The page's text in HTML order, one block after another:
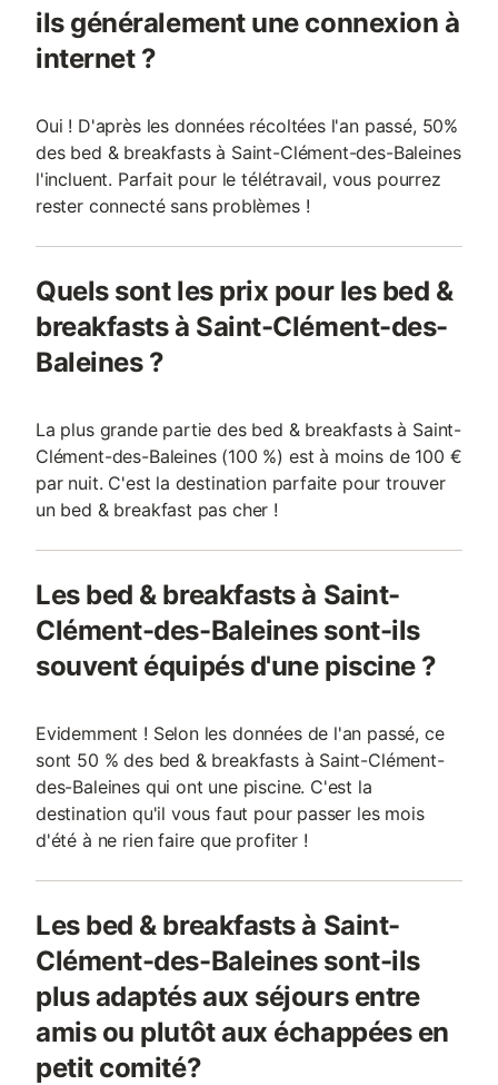
ils généralement une connexion à
internet ?
Oui ! D'après les données récoltées l'an passé, 50%
des bed & breakfasts à Saint-Clément-des-Baleines
l'incluent. Parfait pour le télétravail, vous pourrez
rester connecté sans problèmes !
Quels sont les prix pour les bed &
breakfasts à Saint-Clément-des-
Baleines ?
La plus grande partie des bed & breakfasts à Saint-
Clément-des-Baleines (100 %) est à moins de 100 €
par nuit. C'est la destination parfaite pour trouver
un bed & breakfast pas cher !
Les bed & breakfasts à Saint-
Clément-des-Baleines sont-ils
souvent équipés d'une piscine ?
Evidemment ! Selon les données de l'an passé, ce
sont 50 % des bed & breakfasts à Saint-Clément-
des-Baleines qui ont une piscine. C'est la
destination qu'il vous faut pour passer les mois
d'été à ne rien faire que profiter !
Les bed & breakfasts à Saint-
Clément-des-Baleines sont-ils
plus adaptés aux séjours entre
amis ou plutôt aux échappées en
petit comité?